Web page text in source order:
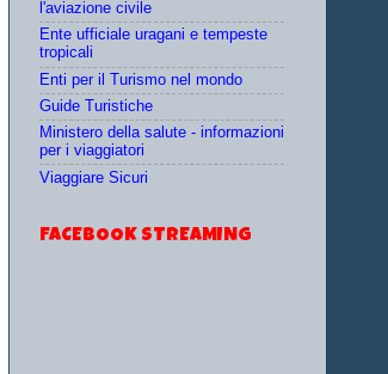
l'aviazione civile
Ente ufficiale uragani e tempeste
tropicali
Enti per il Turismo nel mondo
Guide Turistiche
Ministero della salute - informazioni
per i viaggiatori
Viaggiare Sicuri
FACEBOOK STREAMING